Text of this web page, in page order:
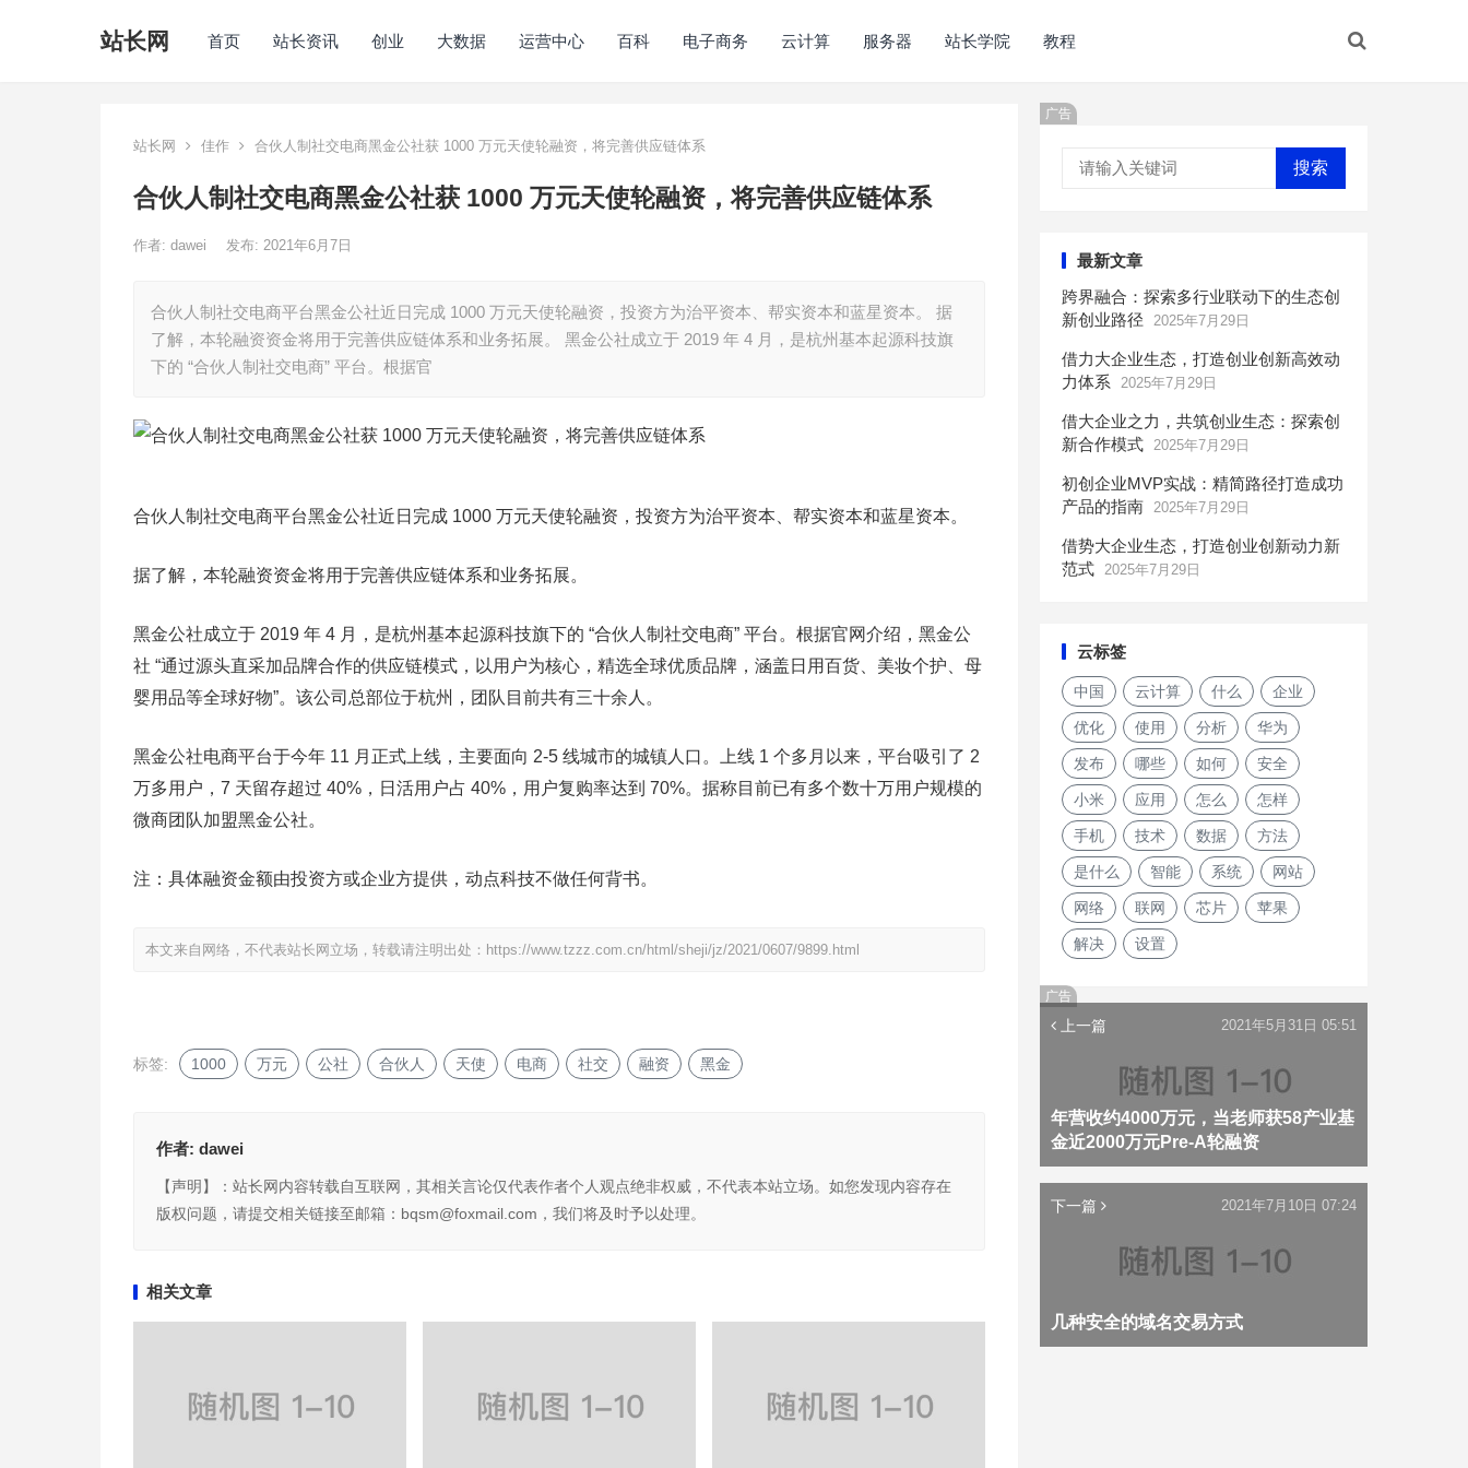
站长网 首页 站长资讯 创业 大数据 运营中心 百科 电子商务 云计算 服务器 站长学院 教程
站长网 佳作 合伙人制社交电商黑金公社获 1000 万元天使轮融资，将完善供应链体系
合伙人制社交电商黑金公社获 1000 万元天使轮融资，将完善供应链体系
作者: dawei 发布: 2021年6月7日
合伙人制社交电商平台黑金公社近日完成 1000 万元天使轮融资，投资方为治平资本、帮实资本和蓝星资本。 据
了解，本轮融资资金将用于完善供应链体系和业务拓展。 黑金公社成立于 2019 年 4 月，是杭州基本起源科技旗
下的 “合伙人制社交电商” 平台。根据官
合伙人制社交电商平台黑金公社近日完成 1000 万元天使轮融资，投资方为治平资本、帮实资本和蓝星资本。
据了解，本轮融资资金将用于完善供应链体系和业务拓展。
黑金公社成立于 2019 年 4 月，是杭州基本起源科技旗下的 “合伙人制社交电商” 平台。根据官网介绍，黑金公
社 “通过源头直采加品牌合作的供应链模式，以用户为核心，精选全球优质品牌，涵盖日用百货、美妆个护、母
婴用品等全球好物”。该公司总部位于杭州，团队目前共有三十余人。
黑金公社电商平台于今年 11 月正式上线，主要面向 2-5 线城市的城镇人口。上线 1 个多月以来，平台吸引了 2
万多用户，7 天留存超过 40%，日活用户占 40%，用户复购率达到 70%。据称目前已有多个数十万用户规模的
微商团队加盟黑金公社。
注：具体融资金额由投资方或企业方提供，动点科技不做任何背书。
本文来自网络，不代表站长网立场，转载请注明出处： https://www.tzzz.com.cn/html/sheji/jz/2021/0607/9899.html
标签: 1000 万元 公社 合伙人 天使 电商 社交 融资 黑金
作者: dawei
【声明】：站长网内容转载自互联网，其相关言论仅代表作者个人观点绝非权威，不代表本站立场。如您发现内容存在
版权问题，请提交相关链接至邮箱：bqsm@foxmail.com，我们将及时予以处理。
相关文章
广告
搜索
最新文章
跨界融合：探索多行业联动下的生态创
新创业路径
2025年7月29日
借力大企业生态，打造创业创新高效动
力体系
2025年7月29日
借大企业之力，共筑创业生态：探索创
新合作模式 2025年7月29日
初创企业MVP实战：精简路径打造成功
产品的指南 2025年7月29日
借势大企业生态，打造创业创新动力新
范式 2025年7月29日
云标签
中国 云计算 什么 企业
优化 使用 分析 华为
发布 哪些 如何 安全
小米 应用 怎么 怎样
手机 技术 数据 方法
是什么 智能 系统 网站
网络 联网 芯片 苹果
解决 设置
广告
上一篇
年营收约4000万元，当老师获58产业基
金近2000万元Pre-A轮融资
2021年5月31日 05:51
下一篇
几种安全的域名交易方式
2021年7月10日 07:24